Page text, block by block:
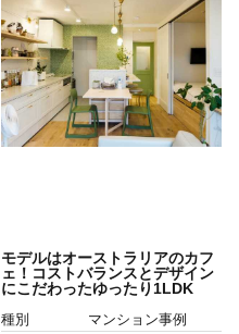
モデルはオーストラリアのカフ
ェ！コストバランスとデザイン
にこだわったゆったり1LDK
種別
マンション事例